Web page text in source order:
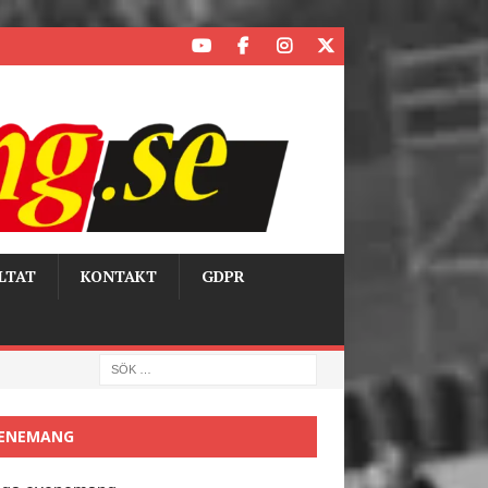
KONTAKT GDPR